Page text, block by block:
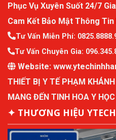
Phục Vụ Xuyên Suốt 24/7
Cam Kết Bảo Mật Thông Tin
Tư Vấn Miễn Phí:
Tư Vấn Chuyên Gia:
Website:
THIẾT BỊ Y TẾ PHẠM
MANG ĐẾN TINH HOA Y
✦ THƯƠNG HIỆU